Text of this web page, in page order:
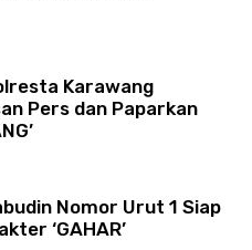
Karawang
Pers dan Paparkan
Nomor Urut 1 Siap
‘GAHAR’